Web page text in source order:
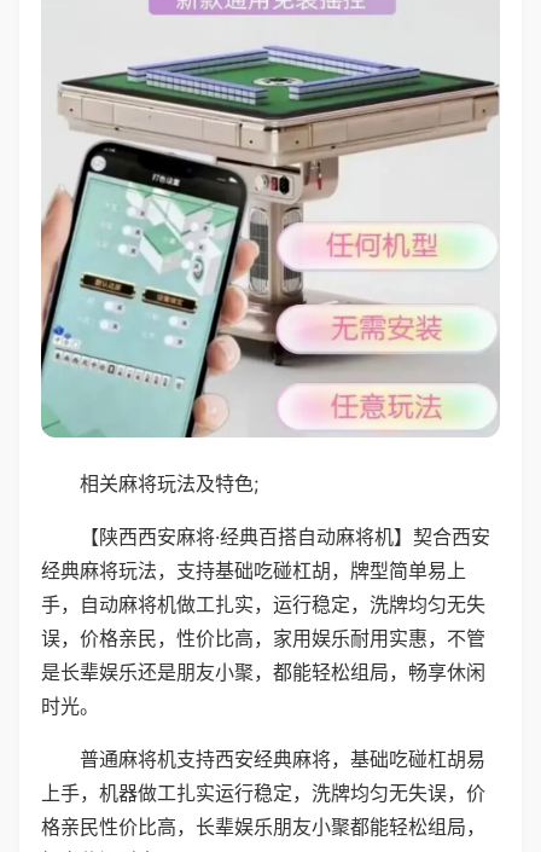
相关麻将玩法及特色;
【陕西西安麻将·经典百搭自动麻将机】契合西安
经典麻将玩法，支持基础吃碰杠胡，牌型简单易上
手，自动麻将机做工扎实，运行稳定，洗牌均匀无失
误，价格亲民，性价比高，家用娱乐耐用实惠，不管
是长辈娱乐还是朋友小聚，都能轻松组局，畅享休闲
时光。
普通麻将机支持西安经典麻将，基础吃碰杠胡易
上手，机器做工扎实运行稳定，洗牌均匀无失误，价
格亲民性价比高，长辈娱乐朋友小聚都能轻松组局，